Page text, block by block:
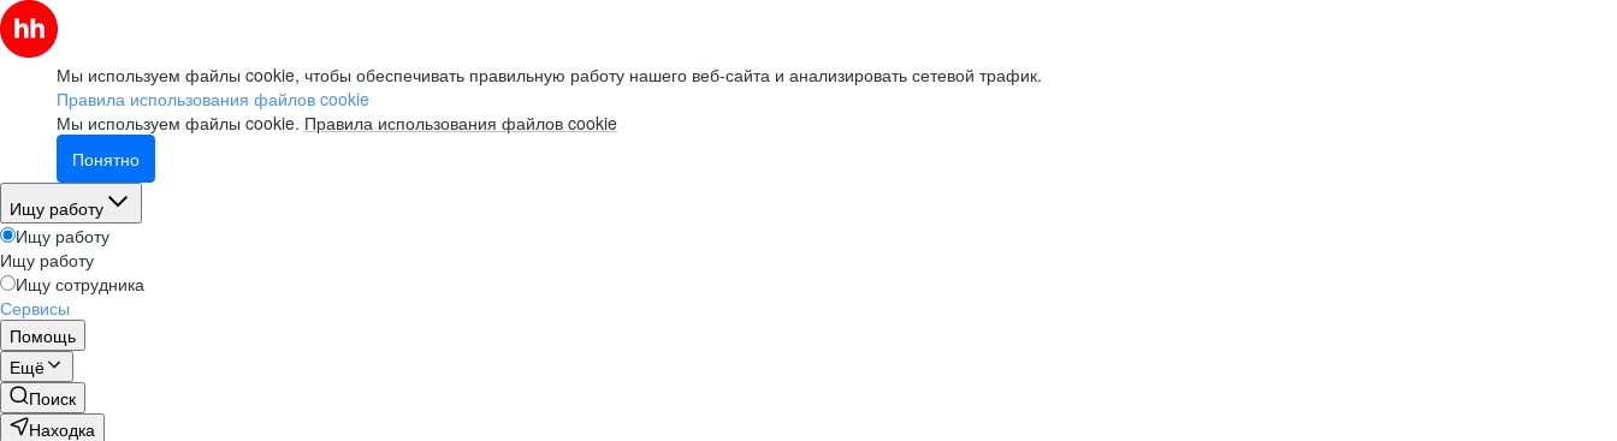
Мы используем файлы cookie, чтобы обеспечивать правильную работу нашего веб-сайта и анализировать сетевой трафик.
Правила использования файлов cookie
Мы используем файлы cookie. Правила использования файлов cookie
Понятно
Ищу работу
Ищу работу
Ищу работу
Ищу сотрудника
Сервисы
Помощь
Ещё
Поиск
Находка